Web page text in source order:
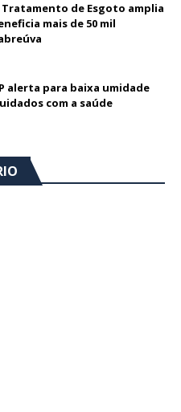
Tratamento de Esgoto amplia
mais de 50 mil
alerta para baixa umidade
com a saúde